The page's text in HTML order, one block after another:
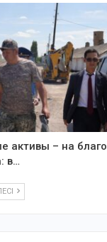
активы – на благо
в…